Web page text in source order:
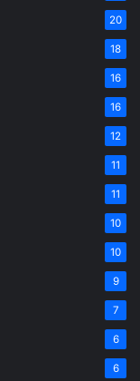
20
18
16
16
12
11
11
10
10
9
7
6
6